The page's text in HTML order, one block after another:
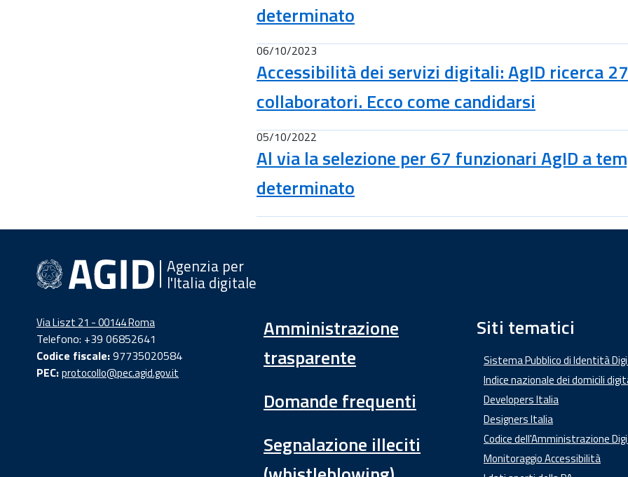
determinato
06/10/2023
Accessibilità dei servizi digitali: AgID ricerca 27
collaboratori. Ecco come candidarsi
05/10/2022
Al via la selezione per 67 funzionari AgID a
determinato
Agenzia per
l'Italia digitale
Via Liszt 21 - 00144 Roma
Telefono: +39 06852641
Codice fiscale:97735020584
PEC:protocollo@pec.agid.gov.it
Amministrazione
trasparente
Domande frequenti
Segnalazione illeciti
Siti tematici
Sistema Pubblico di Identità
Indice nazionale dei domicili
Developers Italia
Designers Italia
Codice dell'Amministrazione
Monitoraggio Accessibilità